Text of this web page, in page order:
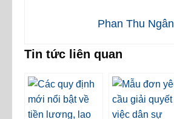
Phan Thu Ngân
Tin tức liên quan